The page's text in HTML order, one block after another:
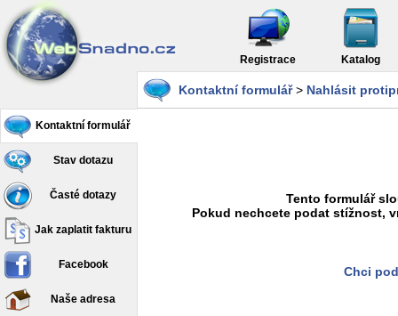
Registrace Katalog
Kontaktní formulář
Stav dotazu
Časté dotazy
Jak zaplatit fakturu
Facebook
Naše adresa
Kontaktní formulář> Nahlásit
Tento formulář
Pokud nechcete podat stížnost,
Chci